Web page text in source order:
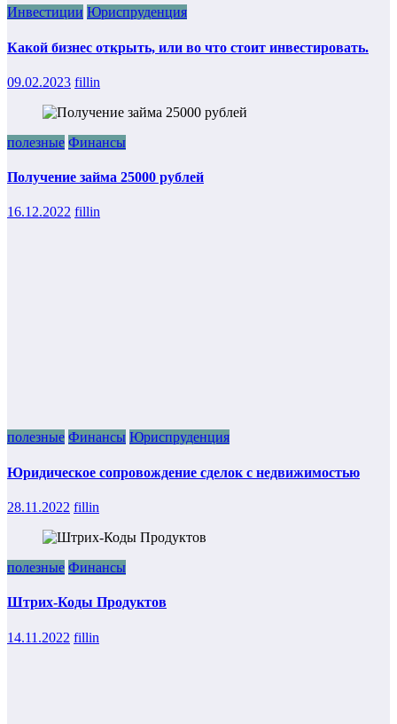
Инвестиции Юриспруденция
Какой бизнес открыть, или во что стоит инвестировать.
09.02.2023 fillin
полезные Финансы
Получение займа 25000 рублей
16.12.2022 fillin
полезные Финансы Юриспруденция
Юридическое сопровождение сделок с недвижимостью
28.11.2022 fillin
полезные Финансы
Штрих-Коды Продуктов
14.11.2022 fillin